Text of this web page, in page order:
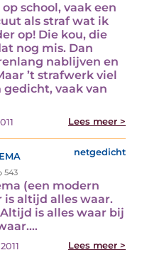
school, vaak een
als straf wat ik
op! Die kou, die
nog mis. Dan
nablijven en
’t strafwerk viel
vaak van
Lees meer >
netgedicht
543
(een modern
altijd alles waar.
is alles waar bij
Lees meer >